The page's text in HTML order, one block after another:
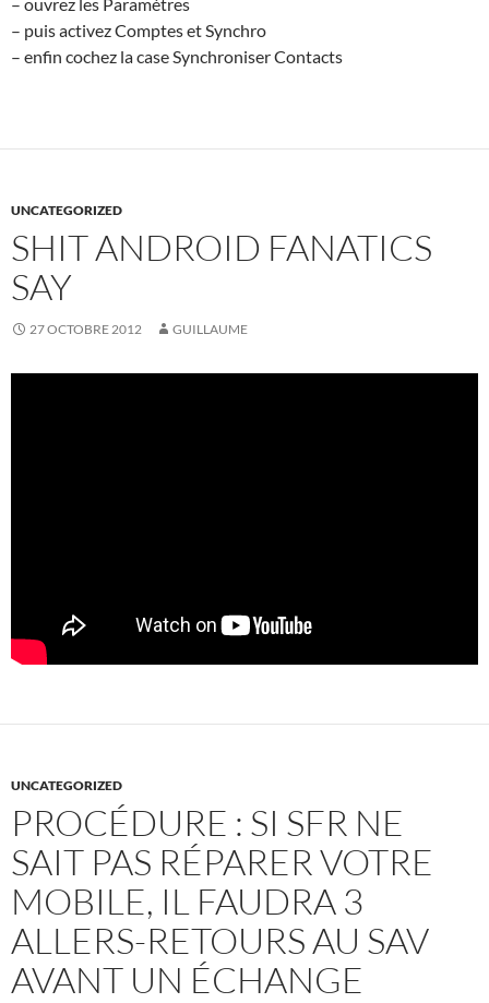
– puis activez Comptes et Synchro
– enfin cochez la case Synchroniser Contacts
UNCATEGORIZED
SHIT ANDROID FANATICS
SAY
27 OCTOBRE 2012 GUILLAUME
UNCATEGORIZED
PROCÉDURE : SI SFR NE
SAIT PAS RÉPARER VOTRE
MOBILE, IL FAUDRA 3
ALLERS-RETOURS AU SAV
AVANT UN ÉCHANGE